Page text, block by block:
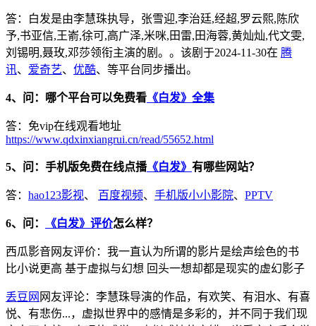
答：白发是由李慧珠执导，张雪迎,李治廷,经超,罗云熙,陈欣
予,书亚信,王嵛,徐可,高广泽,米咪,田雷,田海蓉,黄灿灿,代文雯,
刘锡明,聂玫,邓莎领衔主演的剧。。该剧于2024-11-30在 腾
讯、 爱奇艺、 优酷、等平台同步播出。
4、问：哪个平台可以免费看 《白发》全集
答：免vip在线观看地址
https://www.qdxinxiangrui.cn/read/55652.html
5、问：手机版免费在线点播《白发》 有哪些网站？
答： hao123影视、 百度视频、 手机版小小影院、 PPTV
6、问： 《白发》评价怎么样？
西瓜影音网友评价：我一直认为所谓的影片是绘声绘色的书
比小说更高 基于虚拟与幻想 回头一想却都是现实的虚幻影子
丢豆网 网友评论：李慧珠导演的作品，有欢笑、有泪水、有喜
悦、有悲伤...，虚拟世界中的感情是多彩的，并不同于我们现